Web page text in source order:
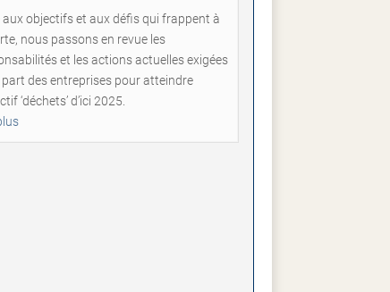
aux objectifs et aux défis qui frappent à
nous passons en revue les
et les actions actuelles exigées
part des entreprises pour atteindre
‘déchets’ d’ici 2025.